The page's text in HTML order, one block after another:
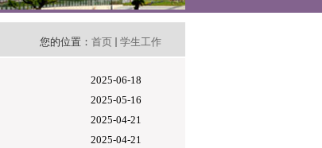
您的位置： 首页 学生工作
2025-06-18
2025-05-16
2025-04-21
2025-04-21